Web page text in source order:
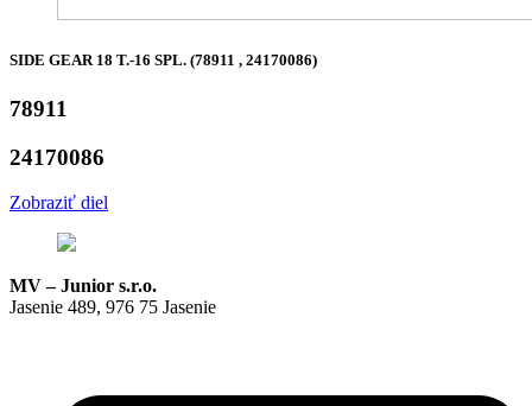
SIDE GEAR 18 T.-16 SPL. (78911 , 24170086)
78911
24170086
Zobraziť diel
MV – Junior s.r.o.
Jasenie 489, 976 75 Jasenie